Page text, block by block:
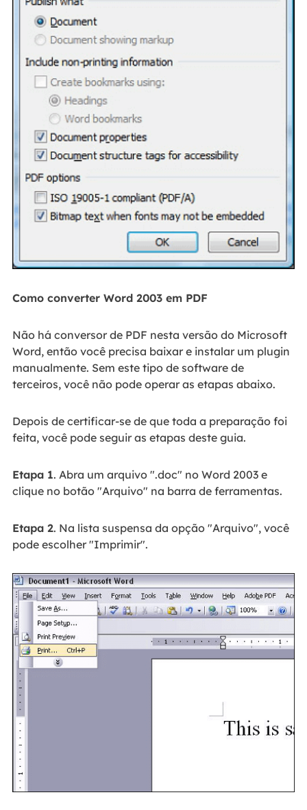
Como converter Word 2003 em PDF
Não há conversor de PDF nesta versão do Microsoft
Word, então você precisa baixar e instalar um plugin
manualmente. Sem este tipo de software de
terceiros, você não pode operar as etapas abaixo.
Depois de certificar-se de que toda a preparação foi
feita, você pode seguir as etapas deste guia.
Etapa 1. Abra um arquivo ".doc" no Word 2003 e
clique no botão "Arquivo" na barra de ferramentas.
Etapa 2. Na lista suspensa da opção "Arquivo", você
pode escolher "Imprimir".